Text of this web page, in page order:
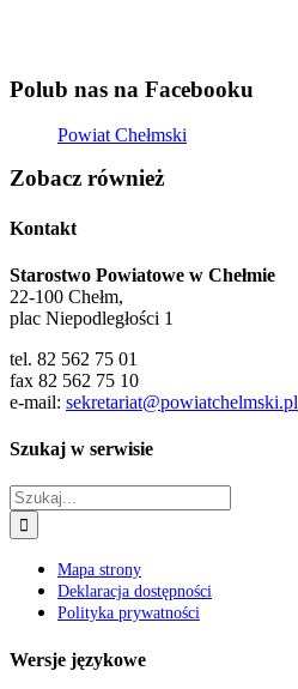
Polub nas na Facebooku
Powiat Chełmski
Zobacz również
Kontakt
Starostwo Powiatowe w Chełmie
22-100 Chełm,
plac Niepodległości 1
tel. 82 562 75 01
fax 82 562 75 10
e-mail: sekretariat@powiatchelmski.pl
Szukaj w serwisie
Szukaj
Mapa strony
Deklaracja dostępności
Polityka prywatności
Wersje językowe